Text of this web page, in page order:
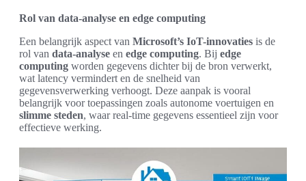
Rol van data-analyse en edge computing
Een belangrijk aspect van Microsoft’s IoT-innovaties is de
rol van data-analyse en edge computing. Bij edge
computing worden gegevens dichter bij de bron verwerkt,
wat latency vermindert en de snelheid van
gegevensverwerking verhoogt. Deze aanpak is vooral
belangrijk voor toepassingen zoals autonome voertuigen en
slimme steden, waar real-time gegevens essentieel zijn voor
effectieve werking.